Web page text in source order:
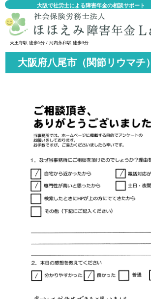
大阪で社労士による障害年金の相談サポート
天王寺駅 徒歩5分 / 河内永和駅 徒歩3分
大阪府八尾市（関節リウマチ）